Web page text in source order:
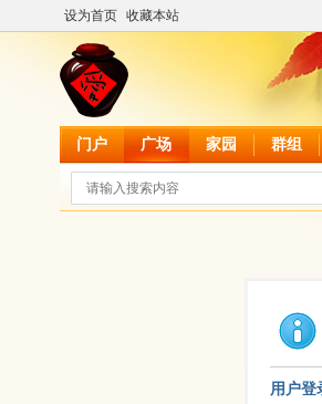
设为首页 收藏本站
门户 广场 家园 群组
用户登